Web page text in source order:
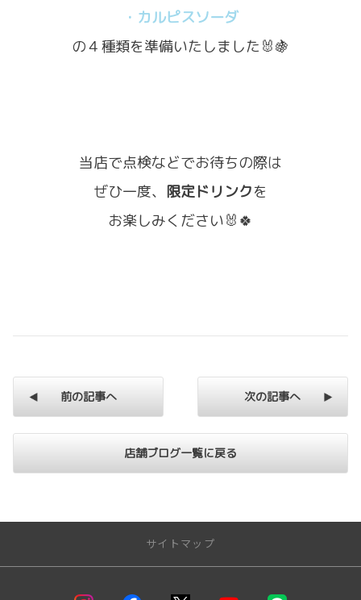
・カルピスソーダ
の４種類を準備いたしました🐰🍇
当店で点検などでお待ちの際は
ぜひ一度、 限定ドリンクを
お楽しみください🐰🍀
前の記事へ
店舗ブログ一覧に戻る
次の記事へ
サイトマップ